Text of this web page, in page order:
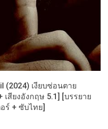
(2024) เงียบซ่อนตาย
เสียงอังกฤษ 5.1] [บรรยาย
ร์ + ซับไทย]